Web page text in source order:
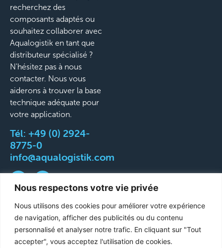
Nous respectons votre vie privée
Nous utilisons des cookies pour améliorer votre expérience
de navigation, afficher des publicités ou du contenu
personnalisé et analyser notre trafic. En cliquant sur "Tout
accepter", vous acceptez l'utilisation de cookies.
recherchez des
composants adaptés ou
souhaitez collaborer avec
Aqualogistik en tant que
distributeur spécialisé ?
N'hésitez pas à nous
contacter. Nous vous
aiderons à trouver la base
technique adéquate pour
votre application.
Tél: +49 (0) 2924-
8775-0
info@aqualogistik.com
©
2026
Aqualogistik.
CGV Mentions légales
Protection des données
Conditions de livraison et d'expédition